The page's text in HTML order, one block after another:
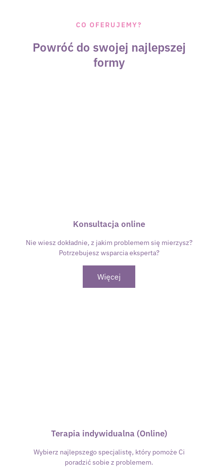
CO OFERUJEMY?
Powróć do swojej najlepszej
formy
Konsultacja online
Nie wiesz dokładnie, z jakim problemem się mierzysz?
Potrzebujesz wsparcia eksperta?
Więcej
Terapia indywidualna (Online)
Wybierz najlepszego specjalistę, który pomoże Ci
poradzić sobie z problemem.